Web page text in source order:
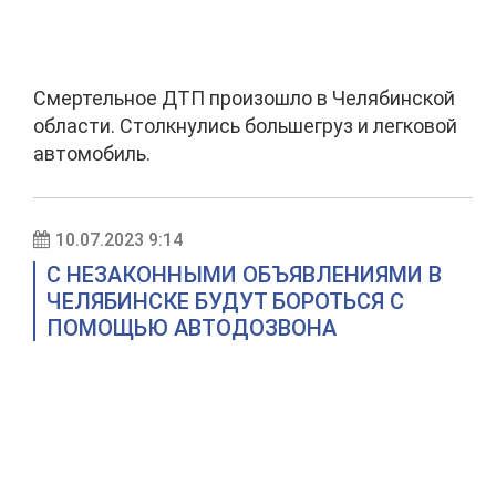
Смертельное ДТП произошло в Челябинской
области. Столкнулись большегруз и легковой
автомобиль.
10.07.2023 9:14
С НЕЗАКОННЫМИ ОБЪЯВЛЕНИЯМИ В
ЧЕЛЯБИНСКЕ БУДУТ БОРОТЬСЯ С
ПОМОЩЬЮ АВТОДОЗВОНА